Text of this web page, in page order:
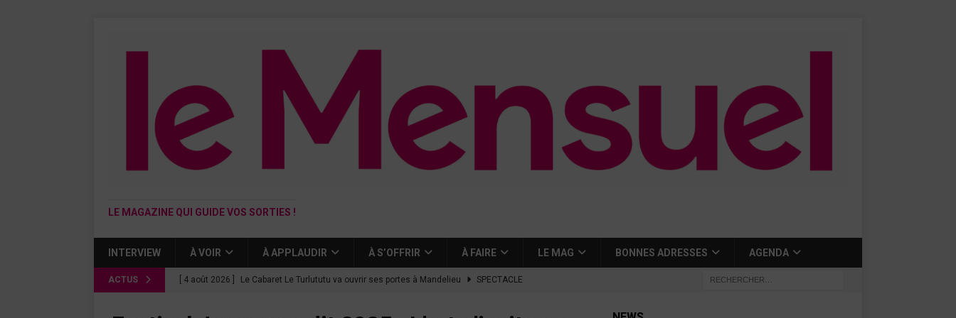
LE MAGAZINE QUI GUIDE VOS SORTIES !
INTERVIEW À VOIR À APPLAUDIR À S’OFFRIR À FAIRE LE MAG BONNES ADRESSES AGENDA
ACTUS [ 4 août 2026 ] Le Cabaret Le Turlututu va ouvrir ses portes à Mandelieu SPECTACLE